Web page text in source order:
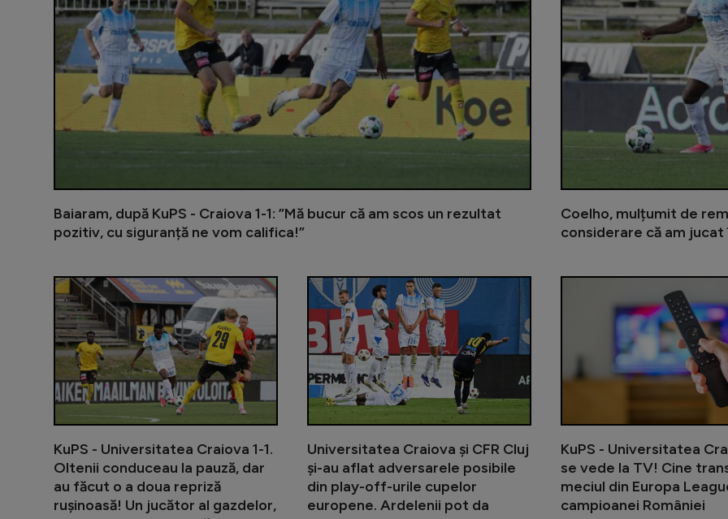
Baiaram, după KuPS - Craiova 1-1: ”Mă bucur că am scos un rezultat
pozitiv, cu siguranță ne vom califica!”
Coelho, mulțumit de
considerare că am
KuPS - Universitatea Craiova 1-1.
Oltenii conduceau la pauză, dar
au făcut o a doua repriză
rușinoasă! Un jucător al gazdelor,
KuPS - Universitatea Craiova 1-
Universitatea Craiova și CFR Cluj
și-au aflat adversarele posibile
din play-off-urile cupelor
europene. Ardelenii pot da
KuPS - Universitatea
se vede la TV! Cine
meciul din Europa
campioanei României